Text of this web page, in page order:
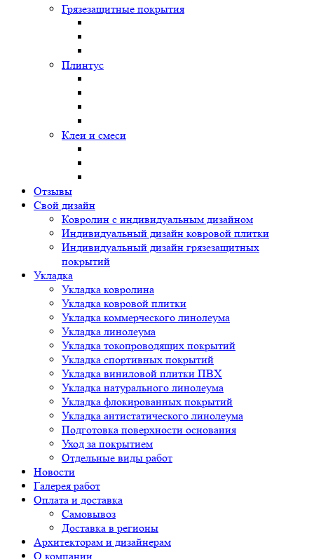
Грязезащитные покрытия
Плинтус
Клеи и смеси
Отзывы
Свой дизайн
Ковролин с индивидуальным дизайном
Индивидуальный дизайн ковровой плитки
Индивидуальный дизайн грязезащитных
покрытий
Укладка
Укладка ковролина
Укладка ковровой плитки
Укладка коммерческого линолеума
Укладка линолеума
Укладка токопроводящих покрытий
Укладка спортивных покрытий
Укладка виниловой плитки ПВХ
Укладка натурального линолеума
Укладка флокированных покрытий
Укладка антистатического линолеума
Подготовка поверхности основания
Уход за покрытием
Отдельные виды работ
Новости
Галерея работ
Оплата и доставка
Самовывоз
Доставка в регионы
Архитекторам и дизайнерам
О компании